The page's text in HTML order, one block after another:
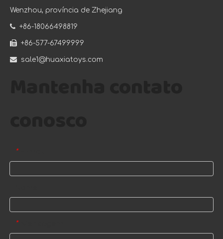
Wenzhou, província de Zhejiang
 +86-18066498819
 +86-577-67499999
 sale1@huaxiatoys.com
*
*